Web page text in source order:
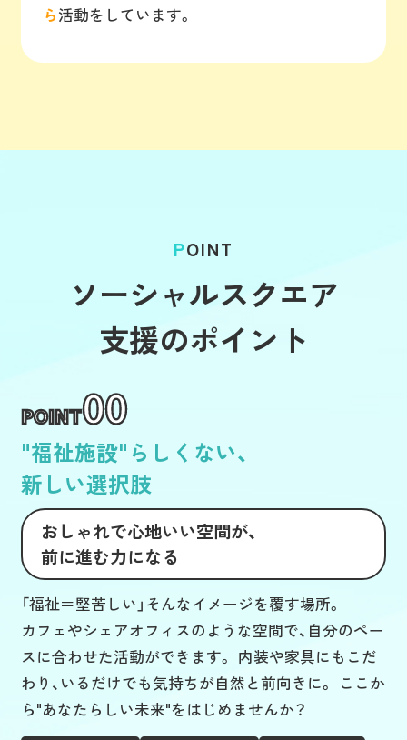
ら活動をしています。
POINT
ソーシャルスクエア
支援のポイント
POINT00
"福祉施設"らしくない、
新しい選択肢
おしゃれで心地いい空間が、
前に進む力になる
「福祉＝堅苦しい」そんなイメージを覆す場所。
カフェやシェアオフィスのような空間で、自分のペー
スに合わせた活動ができます。 内装や家具にもこだ
わり、いるだけでも気持ちが自然と前向きに。 ここか
ら"あなたらしい未来"をはじめませんか？